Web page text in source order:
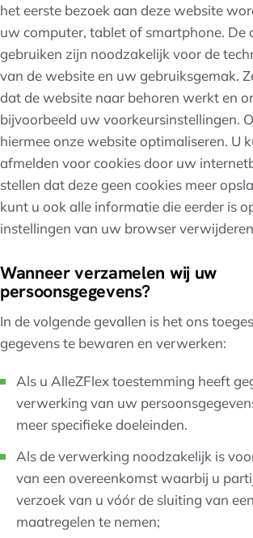
het eerste bezoek aan deze website
uw computer, tablet of smartphone. De
gebruiken zijn noodzakelijk voor de
van de website en uw gebruiksgemak.
dat de website naar behoren werkt en
bijvoorbeeld uw voorkeursinstellingen.
hiermee onze website optimaliseren. U
afmelden voor cookies door uw
stellen dat deze geen cookies meer
kunt u ook alle informatie die eerder is
instellingen van uw browser
Wanneer verzamelen wij uw
persoonsgegevens?
In de volgende gevallen is het ons
gegevens te bewaren en verwerken:
Als u AlleZFlex toestemming heeft
verwerking van uw
meer specifieke doeleinden.
Als de verwerking noodzakelijk is
van een overeenkomst waarbij u
verzoek van u vóór de sluiting van
maatregelen te nemen;